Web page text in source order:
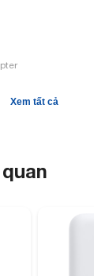
Xem tất cả